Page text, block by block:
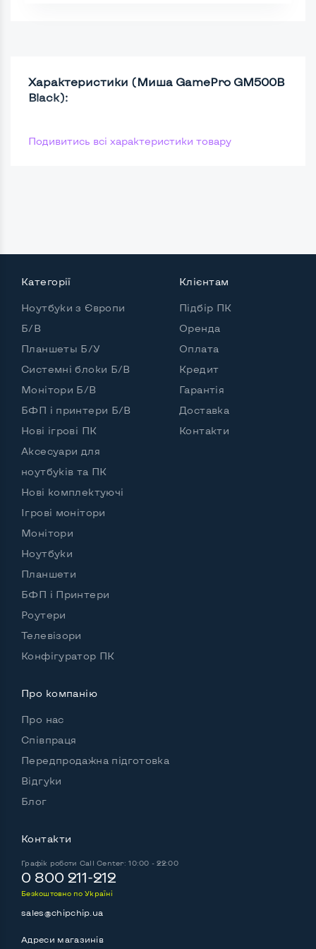
Характеристики (Миша GamePro GM500B
Black):
Подивитись всі характеристики товару
Категорії
Ноутбуки з Європи
Б/В
Планшеты Б/У
Системні блоки Б/В
Монітори Б/В
БФП і принтери Б/В
Нові ігрові ПК
Аксесуари для
ноутбуків та ПК
Нові комплектуючі
Ігрові монітори
Монітори
Ноутбуки
Планшети
БФП і Принтери
Роутери
Телевізори
Конфігуратор ПК
Клієнтам
Підбір ПК
Оренда
Оплата
Кредит
Гарантія
Доставка
Контакти
Про компанію
Про нас
Співпраця
Передпродажна підготовка
Відгуки
Блог
Контакти
Графік роботи Call Center: 10:00 - 22:00
0 800 211-212
Безкоштовно по Україні
sales@chipchip.ua
Адреси магазинів